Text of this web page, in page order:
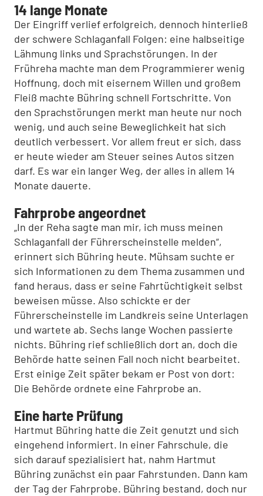
14 lange Monate
Der Eingriff verlief erfolgreich, dennoch hinterließ
der schwere Schlaganfall Folgen: eine halbseitige
Lähmung links und Sprachstörungen. In der
Frühreha machte man dem Programmierer wenig
Hoffnung, doch mit eisernem Willen und großem
Fleiß machte Bühring schnell Fortschritte. Von
den Sprachstörungen merkt man heute nur noch
wenig, und auch seine Beweglichkeit hat sich
deutlich verbessert. Vor allem freut er sich, dass
er heute wieder am Steuer seines Autos sitzen
darf. Es war ein langer Weg, der alles in allem 14
Monate dauerte.
Fahrprobe angeordnet
„In der Reha sagte man mir, ich muss meinen
Schlaganfall der Führerscheinstelle melden“,
erinnert sich Bühring heute. Mühsam suchte er
sich Informationen zu dem Thema zusammen und
fand heraus, dass er seine Fahrtüchtigkeit selbst
beweisen müsse. Also schickte er der
Führerscheinstelle im Landkreis seine Unterlagen
und wartete ab. Sechs lange Wochen passierte
nichts. Bühring rief schließlich dort an, doch die
Behörde hatte seinen Fall noch nicht bearbeitet.
Erst einige Zeit später bekam er Post von dort:
Die Behörde ordnete eine Fahrprobe an.
Eine harte Prüfung
Hartmut Bühring hatte die Zeit genutzt und sich
eingehend informiert. In einer Fahrschule, die
sich darauf spezialisiert hat, nahm Hartmut
Bühring zunächst ein paar Fahrstunden. Dann kam
der Tag der Fahrprobe. Bühring bestand, doch nur